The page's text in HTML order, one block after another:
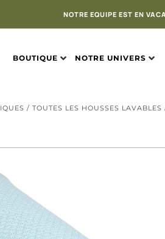
NOTRE EQUIPE EST EN
BOUTIQUE NOTRE UNIVERS
/ TOUTES LES HOUSSES LAVABLES